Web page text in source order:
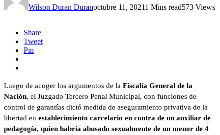
Wilson Duran Duranoctubre 11, 20211 Mins read573 Views
Share
Tweet
Pin
Luego de acoger los argumentos de la Fiscalía General de la
Nación, el Juzgado Tercero Penal Municipal, con funciones de
control de garantías dictó medida de aseguramiento privativa de la
libertad en establecimiento carcelario en contra de un auxiliar de
pedagogía, quien habría abusado sexualmente de un menor de 4